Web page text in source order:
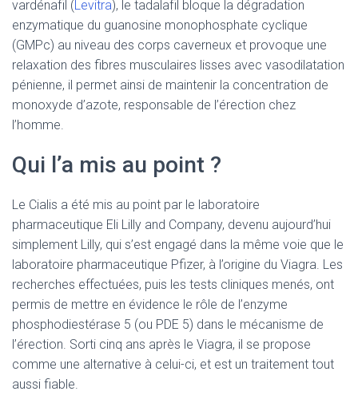
vardénafil (Levitra), le tadalafil bloque la dégradation
enzymatique du guanosine monophosphate cyclique
(GMPc) au niveau des corps caverneux et provoque une
relaxation des fibres musculaires lisses avec vasodilatation
pénienne, il permet ainsi de maintenir la concentration de
monoxyde d’azote, responsable de l’érection chez
l’homme.
Qui l’a mis au point ?
Le Cialis a été mis au point par le laboratoire
pharmaceutique Eli Lilly and Company, devenu aujourd’hui
simplement Lilly, qui s’est engagé dans la même voie que le
laboratoire pharmaceutique Pfizer, à l’origine du Viagra. Les
recherches effectuées, puis les tests cliniques menés, ont
permis de mettre en évidence le rôle de l’enzyme
phosphodiestérase 5 (ou PDE 5) dans le mécanisme de
l’érection. Sorti cinq ans après le Viagra, il se propose
comme une alternative à celui-ci, et est un traitement tout
aussi fiable.